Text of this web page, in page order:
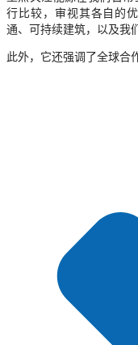
行比较，审视其各自的
通、可持续建筑，以及我
此外，它还强调了全球合